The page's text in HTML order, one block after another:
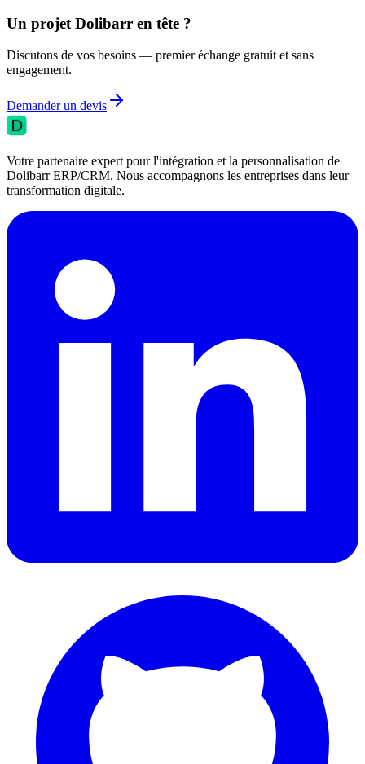
Un projet Dolibarr en tête ?
Discutons de vos besoins — premier échange gratuit et sans
engagement.
Demander un devis
Votre partenaire expert pour l'intégration et la personnalisation de
Dolibarr ERP/CRM. Nous accompagnons les entreprises dans leur
transformation digitale.